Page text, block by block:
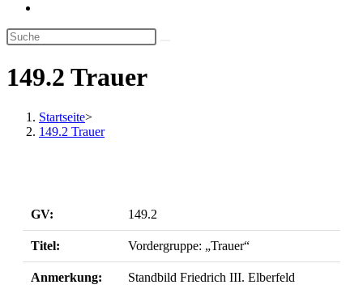
umschalten
149.2 Trauer
Startseite>
149.2 Trauer
GV: 149.2
Titel: Vordergruppe: „Trauer“
Anmerkung: Standbild Friedrich III. Elberfeld